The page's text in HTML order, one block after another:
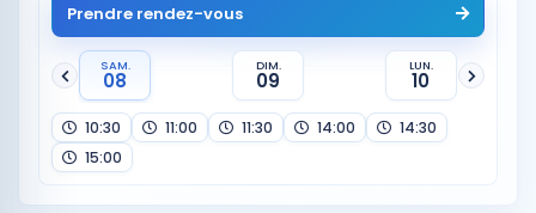
Prendre rendez-vous
SAM.
08
DIM.
09
LUN.
10
10:30 11:00 11:30 14:00
14:30
15:00